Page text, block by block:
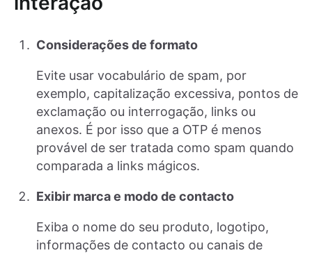
Considerações de formato
Evite usar vocabulário de spam, por
exemplo, capitalização excessiva, pontos de
exclamação ou interrogação, links ou
anexos. É por isso que a OTP é menos
provável de ser tratada como spam quando
comparada a links mágicos.
Exibir marca e modo de contacto
Exiba o nome do seu produto, logotipo,
informações de contacto ou canais de